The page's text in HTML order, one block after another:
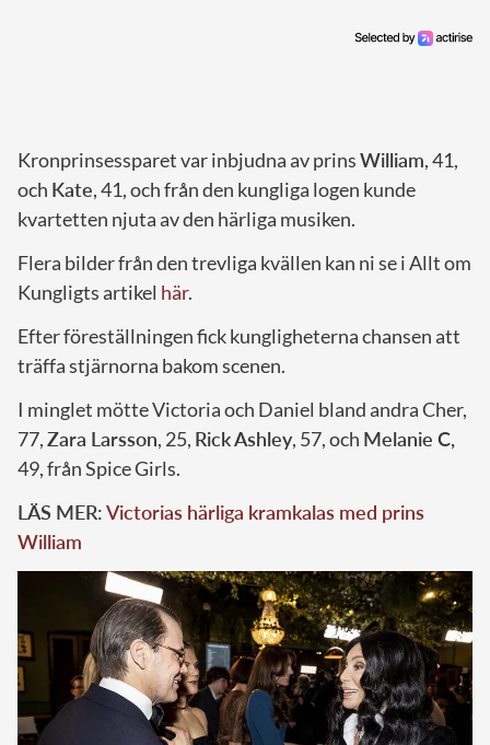
Kronprinsessparet var inbjudna av prinsWilliam, 41,
och Kate, 41, och från den kungliga logen kunde
kvartetten njuta av den härliga musiken.
Flera bilder från den trevliga kvällen kan ni se i Allt om
Kungligts artikel här.
Efter föreställningen fick kungligheterna chansen att
träffa stjärnorna bakom scenen.
I minglet mötte Victoria och Daniel bland andra Cher,
77,Zara Larsson, 25, Rick Ashley, 57, och Melanie C,
49, från Spice Girls.
LÄS MER:Victorias härliga kramkalas med prins
William